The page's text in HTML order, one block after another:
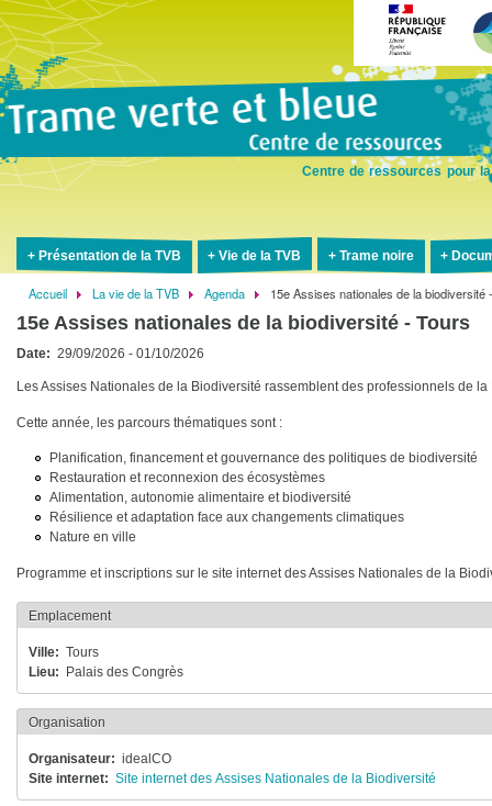
Centre de ressources pour
Présentation de la TVB Vie de la TVB Trame noire
Fil
d'Ariane
Accueil La vie de la TVB Agenda 15e Assises nationales de la biodiversité
15e Assises nationales de la biodiversité - Tours
Date 29/09/2026 - 01/10/2026
Les Assises Nationales de la Biodiversité rassemblent des professionnels de
Cette année, les parcours thématiques sont :
Planification, financement et gouvernance des politiques de biodiversité
Restauration et reconnexion des écosystèmes
Alimentation, autonomie alimentaire et biodiversité
Résilience et adaptation face aux changements climatiques
Nature en ville
Programme et inscriptions sur le site internet des Assises Nationales de la
Emplacement
Ville
Tours
Lieu
Palais des Congrès
Organisation
Organisateur
idealCO
Site internet
Site internet des Assises Nationales de la Biodiversité